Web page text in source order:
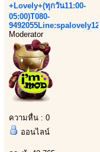
+Lovely+(ทุกวัน11:00-
05:00)T080-
9492055Line:spalovely123
Moderator
ความหื่น : 0
ออนไลน์